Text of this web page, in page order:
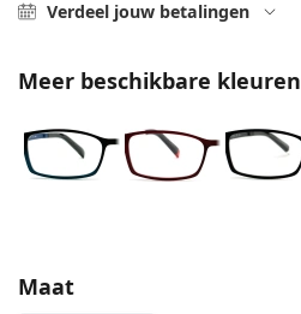
Alle merken
Alle lenzenvloeistoffen
Verdeel jouw betalingen
Meer beschikbare kleuren
Kies parameters:
Maat